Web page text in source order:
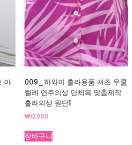
아
009_하와이 훌라용품 셔츠 우쿨
렐레 연주의상 단체복 맞춤제작
훌라의상 원단1
₩12,000
장바구니